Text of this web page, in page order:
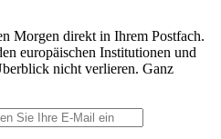
Morgen direkt in Ihrem Postfach.
europäischen Institutionen und
nicht verlieren. Ganz